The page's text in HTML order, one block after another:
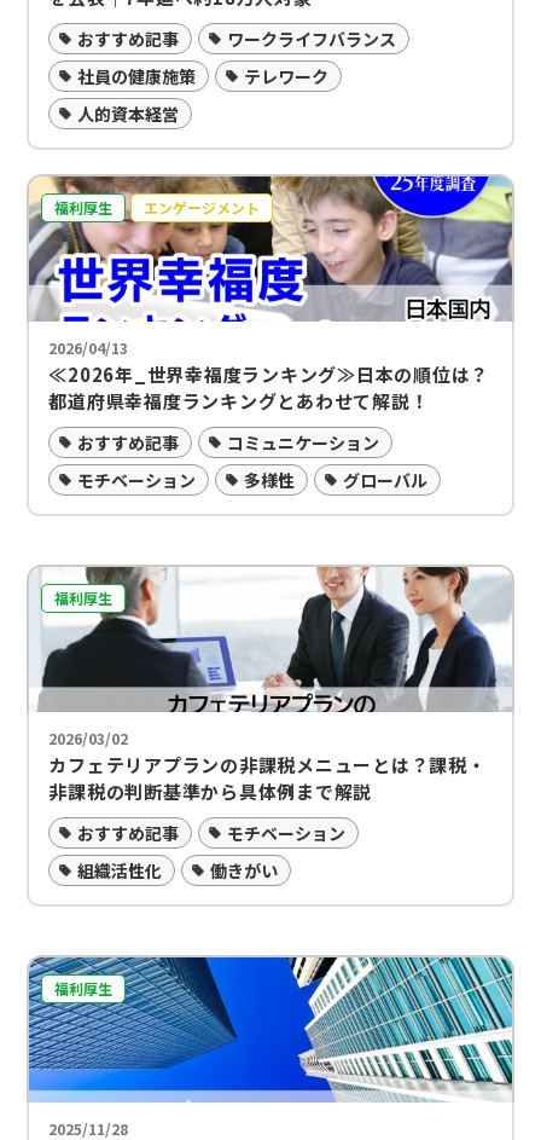
おすすめ記事
ワークライフバランス
社員の健康施策
テレワーク
人的資本経営
福利厚生 エンゲージメント
2026/04/13
≪2026年_世界幸福度ランキング≫日本の順位は？
都道府県幸福度ランキングとあわせて解説！
おすすめ記事
コミュニケーション
モチベーション
多様性 グローバル
福利厚生
2026/03/02
カフェテリアプランの非課税メニューとは？課税・
非課税の判断基準から具体例まで解説
おすすめ記事
モチベーション
組織活性化
働きがい
福利厚生
2025/11/28